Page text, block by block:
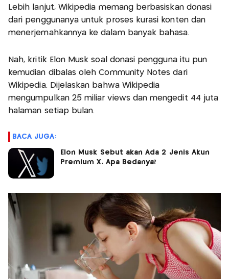
Lebih lanjut, Wikipedia memang berbasiskan donasi
dari penggunanya untuk proses kurasi konten dan
menerjemahkannya ke dalam banyak bahasa.
Nah, kritik Elon Musk soal donasi pengguna itu pun
kemudian dibalas oleh Community Notes dari
Wikipedia. Dijelaskan bahwa Wikipedia
mengumpulkan 25 miliar views dan mengedit 44 juta
halaman setiap bulan.
BACA JUGA:
Elon Musk Sebut akan Ada 2 Jenis Akun
Premium X, Apa Bedanya?